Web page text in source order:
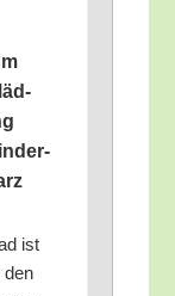
ist
den